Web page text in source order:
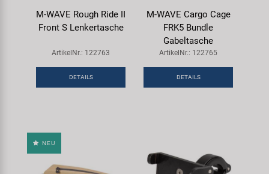
M-WAVE Rough Ride II
Front S Lenkertasche
ArtikelNr.: 122763
DETAILS
M-WAVE Cargo Cage
FRK5 Bundle
Gabeltasche
ArtikelNr.: 122765
DETAILS
NEU